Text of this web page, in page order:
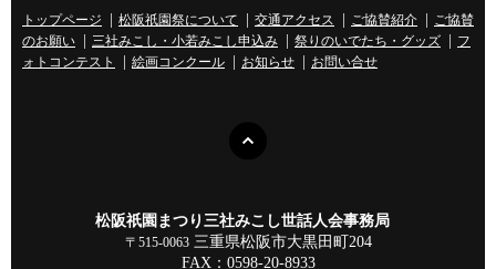
トップページ 松阪祇園祭について 交通アクセス ご協賛紹介
ご協賛
のお願い
三社みこし・小若みこし申込み 祭りのいでたち・グッズ
フ
ォトコンテスト
絵画コンクール お知らせ お問い合せ
松阪祇園まつり三社みこし世話人会事務局
〒515-0063三重県松阪市大黒田町204
FAX：0598-20-8933